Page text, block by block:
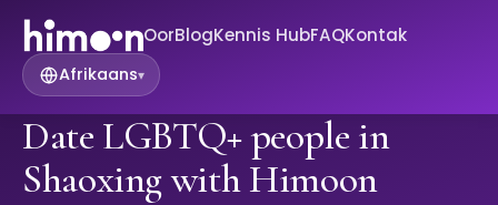
OorBlogKennis HubFAQKontak
Afrikaans▾
Date LGBTQ+ people in
Shaoxing with Himoon